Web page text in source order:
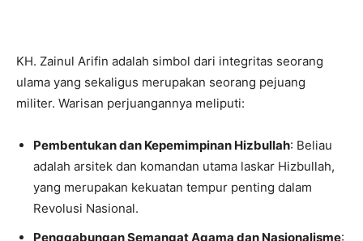
KH. Zainul Arifin adalah simbol dari integritas seorang
ulama yang sekaligus merupakan seorang pejuang
militer. Warisan perjuangannya meliputi:
Pembentukan dan Kepemimpinan Hizbullah: Beliau
adalah arsitek dan komandan utama laskar Hizbullah,
yang merupakan kekuatan tempur penting dalam
Revolusi Nasional.
Penggabungan Semangat Agama dan Nasionalisme: